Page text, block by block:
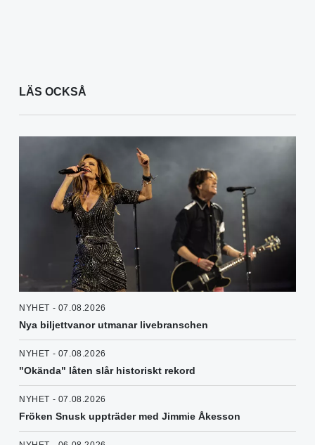
LÄS OCKSÅ
NYHET - 07.08.2026
Nya biljettvanor utmanar livebranschen
NYHET - 07.08.2026
"Okända" låten slår historiskt rekord
NYHET - 07.08.2026
Fröken Snusk uppträder med Jimmie Åkesson